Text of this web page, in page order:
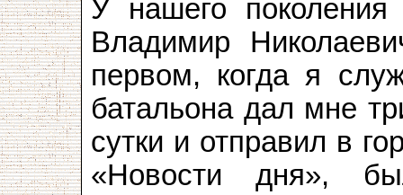
У нашего
Владимир
первом, когда я
батальона дал мне
сутки и отправил в
«Новости дня»,